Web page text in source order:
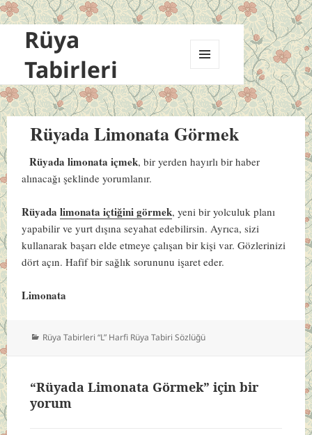
Rüya
Tabirleri
VE
BILEŞENLER
Rüyada Limonata Görmek
Rüyada limonata içmek, bir yerden hayırlı bir haber
alınacağı şeklinde yorumlanır.
Rüyadalimonata içtiğini görmek, yeni bir yolculuk planı
yapabilir ve yurt dışına seyahat edebilirsin. Ayrıca, sizi
kullanarak başarı elde etmeye çalışan bir kişi var. Gözlerinizi
dört açın. Hafif bir sağlık sorununu işaret eder.
Limonata
Kategoriler
Rüya Tabirleri “L” Harfi Rüya Tabiri Sözlüğü
“Rüyada Limonata Görmek” için bir
yorum